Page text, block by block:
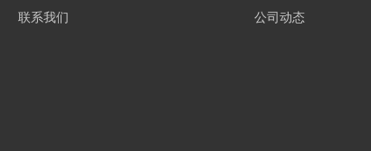
联系我们
公司动态